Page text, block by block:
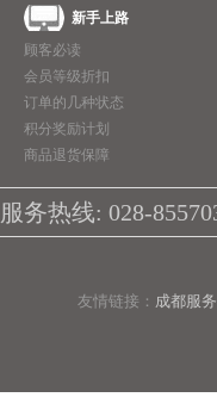
新手上路
顾客必读
会员等级折扣
订单的几种状态
积分奖励计划
商品退货保障
服务热线: 028-
友情链接： 成都服